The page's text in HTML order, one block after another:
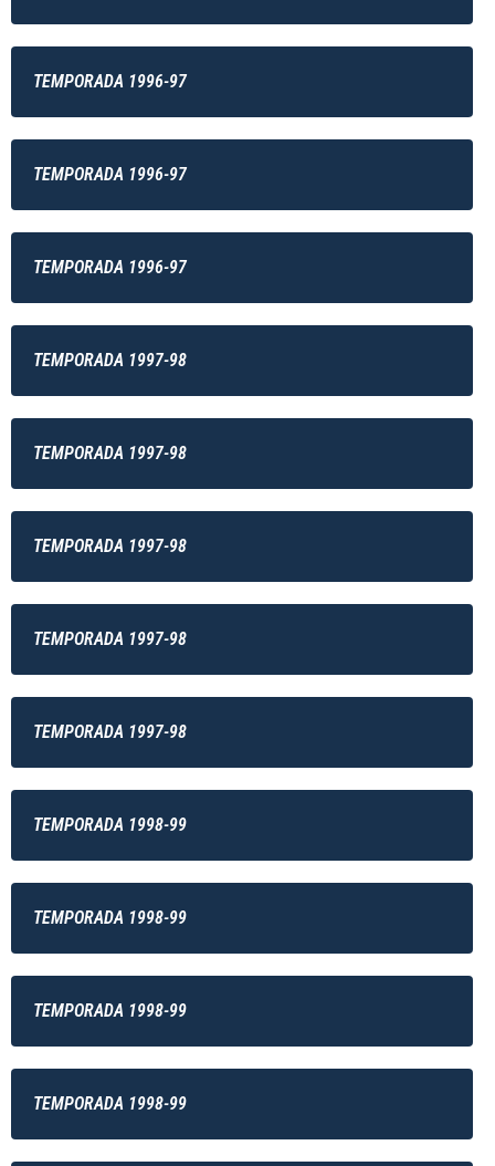
TEMPORADA 1996-97
TEMPORADA 1996-97
TEMPORADA 1996-97
TEMPORADA 1997-98
TEMPORADA 1997-98
TEMPORADA 1997-98
TEMPORADA 1997-98
TEMPORADA 1997-98
TEMPORADA 1998-99
TEMPORADA 1998-99
TEMPORADA 1998-99
TEMPORADA 1998-99